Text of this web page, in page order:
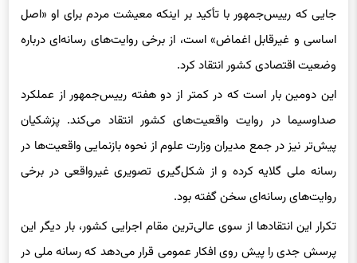
جایی که رییس‌جمهور با تأکید بر اینکه معیشت مردم برای او «اصل
اساسی و غیرقابل اغماض» است، از برخی روایت‌های رسانه‌ای درباره
وضعیت اقتصادی کشور انتقاد کرد.
این دومین بار است که در کمتر از دو هفته رییس‌جمهور از عملکرد
صداوسیما در روایت واقعیت‌های کشور انتقاد می‌کند. پزشکیان
پیش‌تر نیز در جمع مدیران وزارت علوم از نحوه بازنمایی واقعیت‌ها در
رسانه ملی گلایه کرده و از شکل‌گیری تصویری غیرواقعی در برخی
روایت‌های رسانه‌ای سخن گفته بود.
تکرار این انتقادها از سوی عالی‌ترین مقام اجرایی کشور، بار دیگر این
پرسش جدی را پیش روی افکار عمومی قرار می‌دهد که رسانه ملی در